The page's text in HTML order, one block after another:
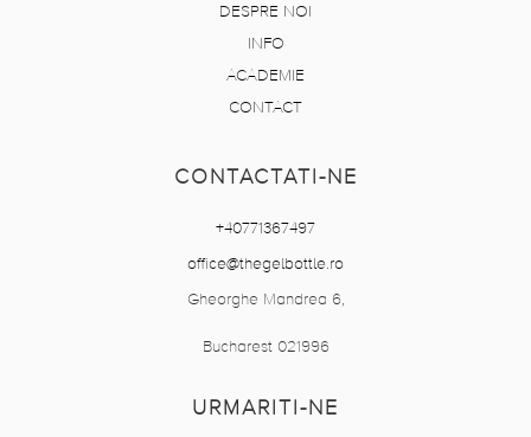
DESPRE NOI
INFO
ACADEMIE
CONTACT
CONTACTATI-NE
+40771367497
office@thegelbottle.ro
Gheorghe Mandrea 6,
Bucharest 021996
URMARITI-NE